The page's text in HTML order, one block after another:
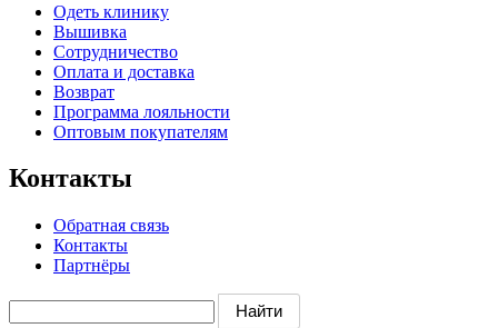
Одеть клинику
Вышивка
Сотрудничество
Оплата и доставка
Возврат
Программа лояльности
Оптовым покупателям
Контакты
Обратная связь
Контакты
Партнёры